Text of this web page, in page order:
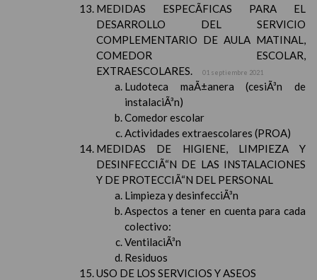
MEDIDAS ESPECÃFICAS PARA EL
DESARROLLO DEL SERVICIO
COMPLEMENTARIO DE AULA MATINAL,
COMEDOR ESCOLAR,
EXTRAESCOLARES.
01 septiembre 2021
Ludoteca maÃ±anera (cesiÃ³n de
instalaciÃ³n)
Comedor escolar
Actividades extraescolares (PROA)
MEDIDAS DE HIGIENE, LIMPIEZA Y
DESINFECCIÃ“N DE LAS INSTALACIONES
Y DE PROTECCIÃ“N DEL PERSONAL
Limpieza y desinfecciÃ³n
Aspectos a tener en cuenta para cada
colectivo:
VentilaciÃ³n
Residuos
USO DE LOS SERVICIOS Y ASEOS